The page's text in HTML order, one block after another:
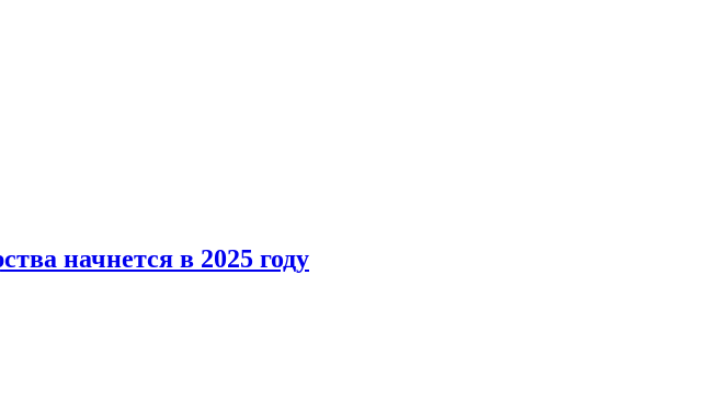
начнется в 2025 году